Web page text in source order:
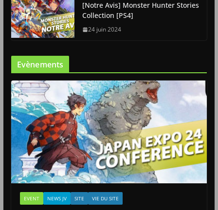
[Notre Avis] Monster Hunter Stories
Collection [PS4]
24 juin 2024
Evènements
EVENT NEWS JV SITE VIE DU SITE